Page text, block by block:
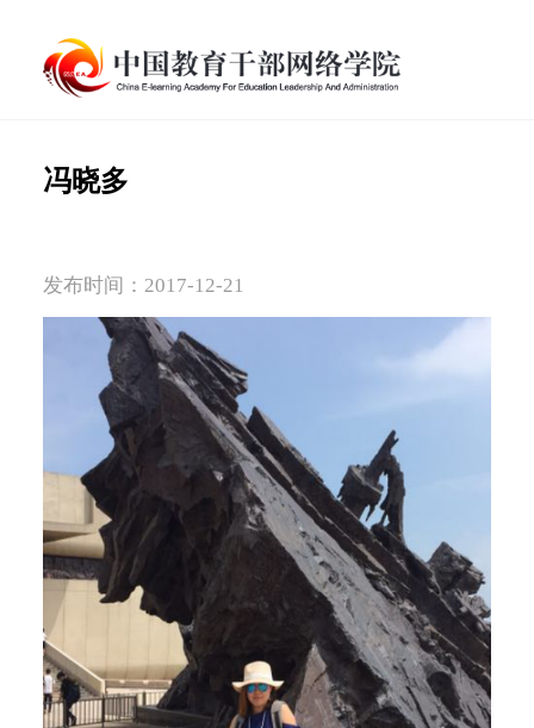
冯晓多
发布时间：2017-12-21